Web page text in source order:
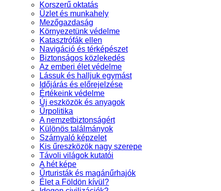
Korszerű oktatás
Üzlet és munkahely
Mezőgazdaság
Környezetünk védelme
Katasztrófák ellen
Navigáció és térképészet
Biztonságos közlekedés
Az emberi élet védelme
Lássuk és halljuk egymást
Időjárás és előrejelzése
Értékeink védelme
Új eszközök és anyagok
Űrpolitika
A nemzetbiztonságért
Különös találmányok
Szárnyaló képzelet
Kis űreszközök nagy szerepe
Távoli világok kutatói
A hét képe
Űrturisták és magánűrhajók
Élet a Földön kívül?